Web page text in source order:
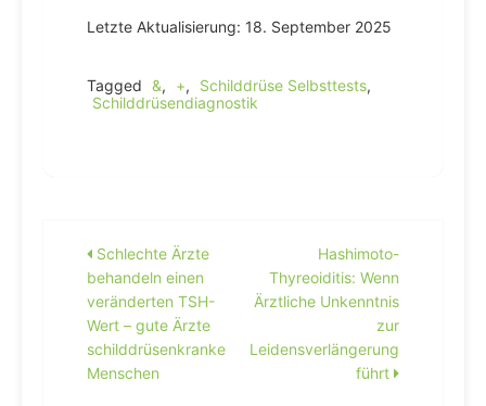
Letzte Aktualisierung: 18. September 2025
Tagged &, +, Schilddrüse Selbsttests,
Schilddrüsendiagnostik
Beitragsnavigation
Schlechte Ärzte
behandeln einen
veränderten TSH-
Wert – gute Ärzte
schilddrüsenkranke
Menschen
Hashimoto-
Thyreoiditis: Wenn
Ärztliche Unkenntnis
zur
Leidensverlängerung
führt